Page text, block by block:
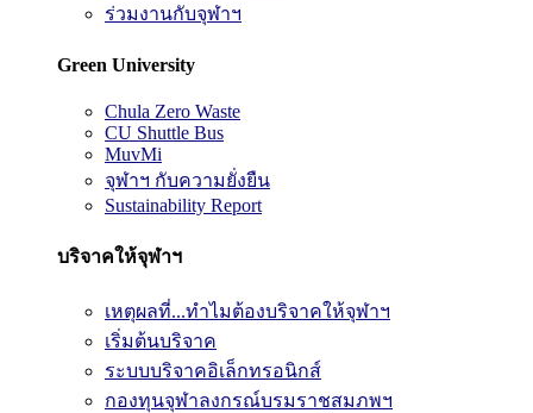
ร่วมงานกับจุฬาฯ
Green University
Chula Zero Waste
CU Shuttle Bus
MuvMi
จุฬาฯ กับความยั่งยืน
Sustainability Report
บริจาคให้จุฬาฯ
เหตุผลที่...ทำไมต้องบริจาคให้จุฬาฯ
เริ่มต้นบริจาค
ระบบบริจาคอิเล็กทรอนิกส์
กองทุนจุฬาลงกรณ์บรมราชสมภพฯ